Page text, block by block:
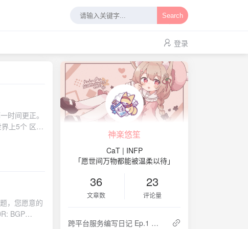
Search
登录
时间更正。
上5个 区域
算的。 如
在APNIC
般而言价格
，您愿意的
神楽悠笙
CaT | INFP
「愿世间万物都能被温柔以待」
36
文章数
23
评论量
跨平台服务编写日记 Ep.1 统一的日志管理